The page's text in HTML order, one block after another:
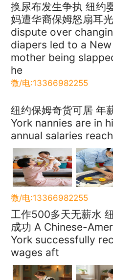
换尿布发生争执 纽约
妈遭华裔保姆怒扇耳
dispute over
diapers led to a
mother being
he
微/电:13366982255
纽约保姆奇货可居 年
York nannies are in
annual salaries
微/电:13366982255
工作500多天无薪水
成功 A Chinese-
York successfully
wages aft